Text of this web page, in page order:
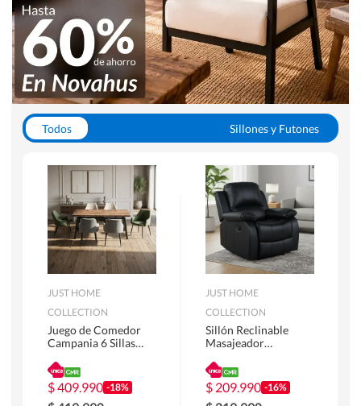
Todos
Sillones y Futones
Escritorios y Sillas PC
Racks y Muebles TV
Alfombras
JUST HOME
COLLECTION
Juego de Comedor
Campania 6 Sillas
180 x 90 x 76 cm
Café
$409.990 -18%
JUST HOME
COLLECTION
Sillón Reclinable
Masajeador
Atlanta 91x101x94
cm Negro
$ 209.990 -16%